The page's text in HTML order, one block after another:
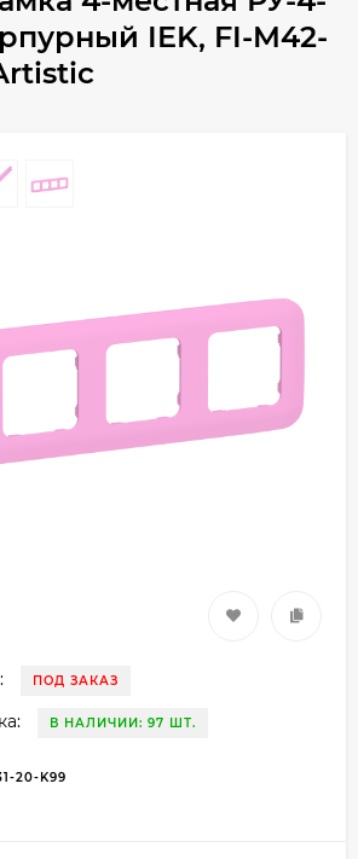
IEK, FI-M42-
ПОД ЗАКАЗ
В НАЛИЧИИ: 97 ШТ.
20-K99